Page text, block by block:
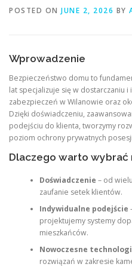
POSTED ON JUNE 2, 2026 BY
Wprowadzenie
Bezpieczeństwo domu to
lat specjalizuje się w dostarczaniu
zabezpieczeń w Wilanowie oraz
Dzięki doświadczeniu,
podejściu do klienta, tworzymy
poziom ochrony prywatnych
Dlaczego warto wybrać
Doświadczenie – od
zaufanie setek klientów.
Indywidualne podejście
projektujemy systemy
mieszkańców.
Nowoczesne
rozwiązań w zakresie